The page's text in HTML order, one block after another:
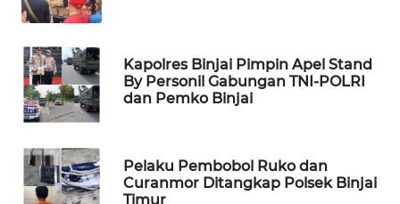
Kapolres Binjai Pimpin Apel Stand
By Personil Gabungan TNI-POLRI
dan Pemko Binjai
Pelaku Pembobol Ruko dan
Curanmor Ditangkap Polsek Binjai
Timur
WAHANA
OTOMOTIF
WAHANA
HEALTH
WAHANA
DESA
WISATA